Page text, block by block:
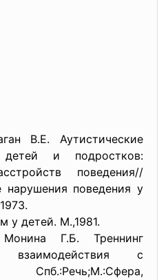
В.Е. Аутистические
и подростков:
поведения//
нарушения поведения у
у детей. М.,1981.
Г.Б. Треннинг
взаимодействия с